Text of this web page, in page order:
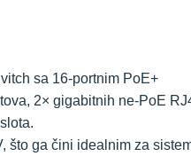
sa 16-portnim PoE+
2× gigabitnih ne-PoE
što ga čini idealnim za